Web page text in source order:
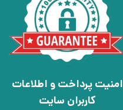
امنیت پرداخت و اطلاعات
کاربران سایت